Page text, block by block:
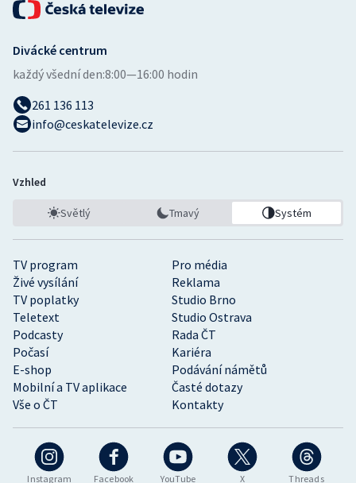
Instagram Facebook YouTube X Threads
TV program
Pro média
Živé vysílání
Reklama
TV poplatky
Studio Brno
Teletext
Studio Ostrava
Podcasty
Rada ČT
Počasí
Kariéra
E-shop
Podávání námětů
Mobilní a TV aplikace
Časté dotazy
Vše o ČT
Kontakty
Divácké centrum
každý všední den:8:00—16:00 hodin
261 136 113
info@ceskatelevize.cz
Vzhled
Světlý Tmavý Systém